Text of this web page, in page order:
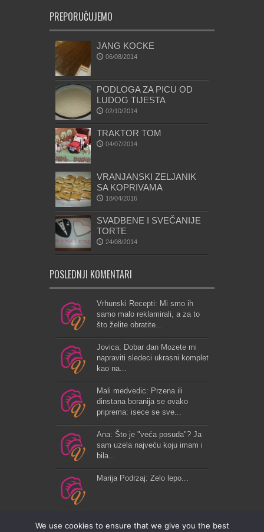
PREPORUČUJEMO
JANG KOCKE
06/08/2014
PODLOGA ZA PICU OD
LUDOG TIJESTA
02/10/2014
TRAKTOR TOM
04/07/2014
VRANJANSKI ZELJANIK
SA KOPRIVAMA
18/04/2016
SVADBENE I SVEČANIJE
TORTE
24/08/2014
POSLEDNJI KOMENTARI
Vrhunski Recepti: Mi smo ih
samo malo reklamirali, a za to
što želite obratite...
Jovica: Dobar dan Mozete mi
napraviti sledeci ukrasni komplet
kao na...
Mali medvedic: Przena ili
dinstana boranija se ovako
priprema: isece se sve...
Ana: Što je "veća posuda"? Ja
sam uzela najveću koju imam i
bila...
Marija Podrzaj: Zelo lepo...
We use cookies to ensure that we give you the best